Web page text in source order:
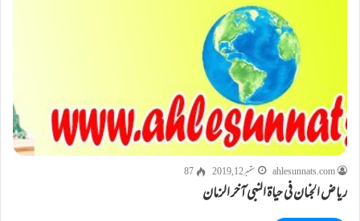
ahlesunnats.com ستمبر 12, 2019 87
ریاض الجنان فی حیاة النبی آخر الزمان